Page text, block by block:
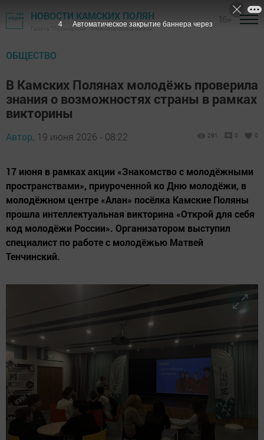
НОВОСТИ КАМСКИХ ПОЛЯН
Газета "Посинформ" - Нижнекамский район
ОБЩЕСТВО
В Камских Полянах молодёжь проверила
знания о возможностях страны в рамках
викторины
Автор, 19 июня 2026 - 08:22 291 0 0
17 июня в рамках акции «Знакомство с молодёжными
пространствами», приуроченной ко Дню молодёжи, в
молодёжном центре «Алан» посёлка Камские Поляны
прошла интеллектуальная викторина «Открой для себя
код молодёжи России». Организатором выступил
специалист по работе с молодёжью Матвей
Тенчинский.
3 Автоматическое закрытие баннера через